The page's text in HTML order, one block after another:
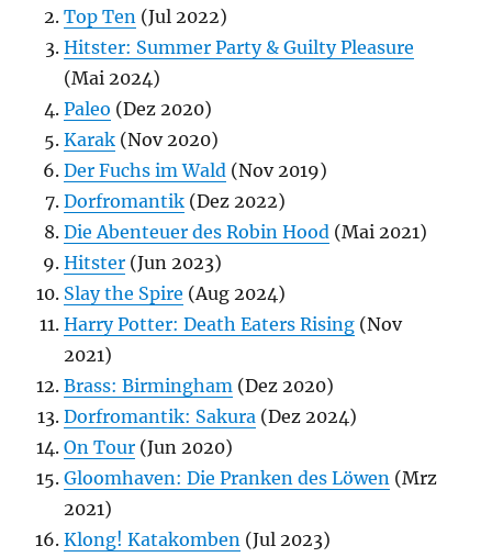
Top Ten (Jul 2022)
Hitster: Summer Party & Guilty Pleasure
(Mai 2024)
Paleo (Dez 2020)
Karak (Nov 2020)
Der Fuchs im Wald (Nov 2019)
Dorfromantik (Dez 2022)
Die Abenteuer des Robin Hood (Mai 2021)
Hitster (Jun 2023)
Slay the Spire (Aug 2024)
Harry Potter: Death Eaters Rising (Nov
2021)
Brass: Birmingham (Dez 2020)
Dorfromantik: Sakura (Dez 2024)
On Tour (Jun 2020)
Gloomhaven: Die Pranken des Löwen (Mrz
2021)
Klong! Katakomben (Jul 2023)